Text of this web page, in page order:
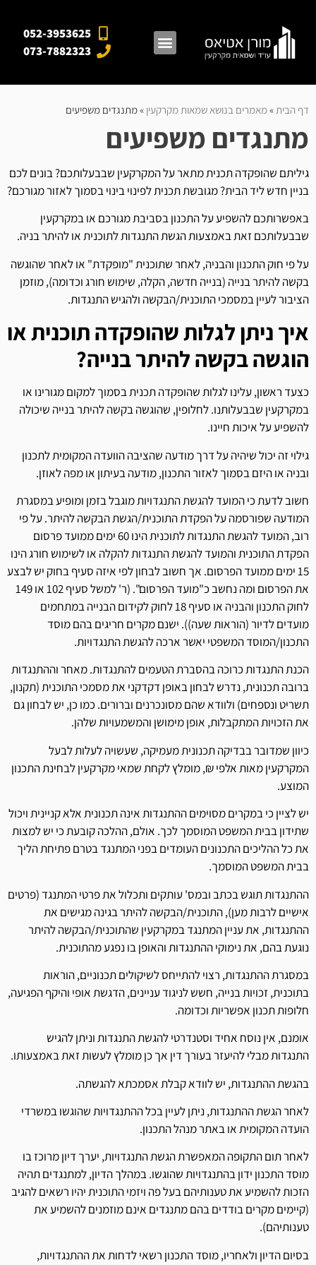
052-3953625
073-7882323
דף הבית»מאמרים בנושא שמאות מקרקעין »מתנגדים משפיעים
מתנגדים משפיעים
גיליתם שהופקדה תכנית מתאר על המקרקעין שבבעלותכם? בונים לכם
בניין חדש ליד הבית? מגובשת תכנית לפינוי בינוי בסמוך לאזור מגורכם?
באפשרותכם להשפיע על התכנון בסביבת מגורכם או במקרקעין
שבבעלותכם זאת באמצעות הגשת התנגדות לתוכנית או להיתר בניה.
על פי חוק התכנון והבניה, לאחר שתוכנית "מופקדת" או לאחר שהוגשה
בקשה להיתר בנייה (בנייה חדשה, הקלה, שימוש חורג וכדומה), מוזמן
הציבור לעיין במסמכי התוכנית/הבקשה ולהגיש התנגדות.
איך ניתן לגלות שהופקדה תוכנית או
הוגשה בקשה להיתר בנייה?
כצעד ראשון, עלינו לגלות שהופקדה תכנית בסמוך למקום מגורינו או
במקרקעין שבבעלותנו. לחלופין, שהוגשה בקשה להיתר בנייה שיכולה
להשפיע על איכות חיינו.
גילוי זה יכול שיהיה על דרך מודעה שהציבה הוועדה המקומית לתכנון
ובניה או היזם בסמוך לאזור התכנון, מודעה בעיתון או מפה לאוזן.
חשוב לדעת כי המועד להגשת התנגדויות מוגבל בזמן ומופיע במסגרת
המודעה שפורסמה על הפקדת התוכנית/הגשת הבקשה להיתר. על פי
רוב, המועד להגשת התנגדות לתוכנית הינו 60 ימים ממועד פרסום
הפקדת התוכנית והמועד להגשת התנגדות להקלה או לשימוש חורג הינו
15 ימים ממועד הפרסום. אך חשוב לבחון לפי איזה סעיף בחוק יש לבצע
את הפרסום ומה נחשב כ"מועד הפרסום". (ר' למשל סעיף 102 או 149
לחוק התכנון והבניה או סעיף 18 לחוק לקידום הבנייה במתחמים
מועדים לדיור (הוראות שעה)). ישנם מקרים חריגים בהם מוסד
התכנון/המוסד המשפטי יאשר ארכה להגשת התנגדויות.
הכנת התנגדות כרוכה בהסברת הטעמים להתנגדות. מאחר וההתנגדות
ברובה תכנונית, נדרש לבחון באופן דקדקני את מסמכי התוכנית (תקנון,
תשריט ונספחים) ולוודא שהם מסונכרנים וברורים. כמו כן, יש לבחון גם
את הזכויות המתקבלות, אופן מימושן והמשמעויות שלהן.
כיוון שמדובר בבדיקה תכנונית מעמיקה, שעשויה לעלות לבעל
המקרקעין מאות אלפי ₪, מומלץ לקחת שמאי מקרקעין לבחינת התכנון
המוצע.
יש לציין כי במקרים מסוימים ההתנגדות אינה תכנונית אלא קניינית ויכול
שתידון בבית המשפט המוסמך לכך. אולם, ההלכה קובעת כי יש למצות
את כל ההליכים התכנונים העומדים בפני המתנגד בטרם פתיחת הליך
בבית המשפט המוסמך.
ההתנגדות תוגש בכתב ובמס' עותקים ותכלול את פרטי המתנגד (פרטים
אישיים לרבות מען), התוכנית/הבקשה להיתר בגינה מגישים את
ההתנגדות, את עניין המתנגד במקרקעין שהתוכנית/הבקשה להיתר
נוגעת בהם, את נימוקי ההתנגדות והאופן בו נפגע מהתוכנית.
במסגרת ההתנגדות, רצוי להתייחס לשיקולים תכנוניים, הוראות
בתוכנית, זכויות בנייה, חשש לניגוד עניינים, הדגשת אופי והיקף הפגיעה,
חלופות תכנון אפשריות וכדומה.
אומנם, אין נוסח אחיד וסטנדרטי להגשת התנגדות וניתן להגיש
התנגדות מבלי להיעזר בעורך דין אך כן מומלץ לעשות זאת באמצעותו.
בהגשת ההתנגדות, יש לוודא קבלת אסמכתא להגשתה.
לאחר הגשת ההתנגדות, ניתן לעיין בכל ההתנגדויות שהוגשו במשרדי
הועדה המקומית או באתר מנהל התכנון.
לאחר תום התקופה המאפשרת הגשת התנגדויות, יערך דיון מרוכז בו
מוסד התכנון ידון בהתנגדויות שהוגשו. במהלך הדיון, למתנגדים תהיה
הזכות להשמיע את טענותיהם בעל פה ויזמי התוכנית יהיו רשאים להגיב
(קיימים מקרים בודדים בהם מתנגדים אינם מוזמנים להשמיע את
טענותיהם).
בסיום הדיון ולאחריו, מוסד התכנון רשאי לדחות את ההתנגדויות,